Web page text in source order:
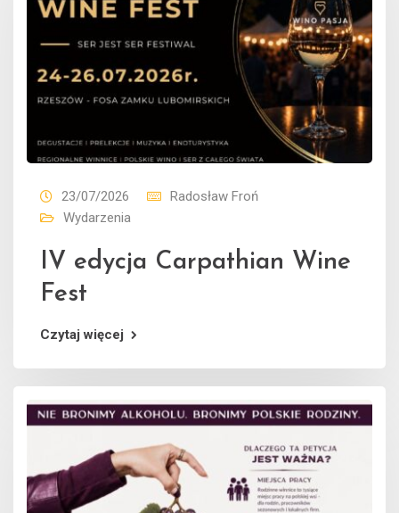
23/07/2026
Radosław Froń
Wydarzenia
IV edycja Carpathian Wine
Fest
Czytaj więcej